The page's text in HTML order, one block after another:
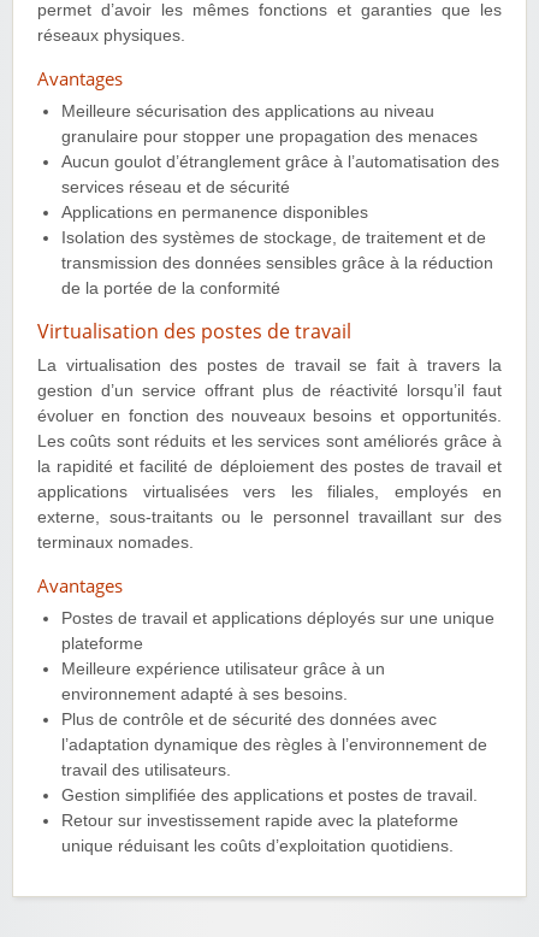
permet d’avoir les mêmes fonctions et garanties que les
réseaux physiques.
Avantages
Meilleure sécurisation des applications au niveau
granulaire pour stopper une propagation des menaces
Aucun goulot d’étranglement grâce à l’automatisation des
services réseau et de sécurité
Applications en permanence disponibles
Isolation des systèmes de stockage, de traitement et de
transmission des données sensibles grâce à la réduction
de la portée de la conformité
Virtualisation des postes de travail
La virtualisation des postes de travail se fait à travers la
gestion d’un service offrant plus de réactivité lorsqu’il faut
évoluer en fonction des nouveaux besoins et opportunités.
Les coûts sont réduits et les services sont améliorés grâce à
la rapidité et facilité de déploiement des postes de travail et
applications virtualisées vers les filiales, employés en
externe, sous-traitants ou le personnel travaillant sur des
terminaux nomades.
Avantages
Postes de travail et applications déployés sur une unique
plateforme
Meilleure expérience utilisateur grâce à un
environnement adapté à ses besoins.
Plus de contrôle et de sécurité des données avec
l’adaptation dynamique des règles à l’environnement de
travail des utilisateurs.
Gestion simplifiée des applications et postes de travail.
Retour sur investissement rapide avec la plateforme
unique réduisant les coûts d’exploitation quotidiens.